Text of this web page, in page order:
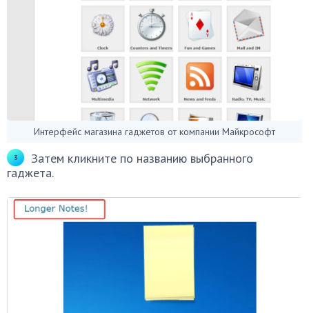
Интерфейс магазина гаджетов от компании Майкрософт
Затем кликните по названию выбранного
гаджета.